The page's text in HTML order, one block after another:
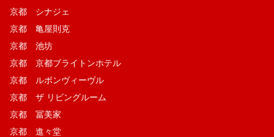
京都 シナジェ
京都 亀屋則克
京都 池坊
京都 京都ブライトンホテル
京都 ルボンヴィーヴル
京都 ザ リビングルーム
京都 冨美家
京都 進々堂